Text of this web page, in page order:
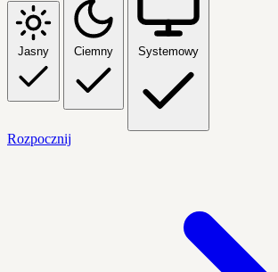
Jasny Ciemny Systemowy
Rozpocznij